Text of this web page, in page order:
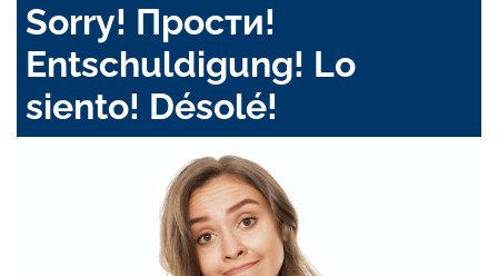
Sorry! Прости!
Entschuldigung! Lo
siento! Désolé!